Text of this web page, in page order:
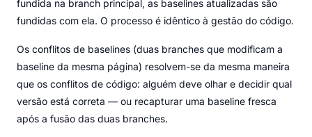
fundida na branch principal, as baselines atualizadas são
fundidas com ela. O processo é idêntico à gestão do código.
Os conflitos de baselines (duas branches que modificam a
baseline da mesma página) resolvem-se da mesma maneira
que os conflitos de código: alguém deve olhar e decidir qual
versão está correta — ou recapturar uma baseline fresca
após a fusão das duas branches.